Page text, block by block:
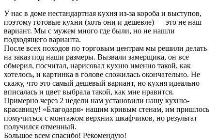
У нас в доме нестандартная кухня из-за короба и выступов,
поэтому готовые кухни (хоть они и дешевле) — это не наш
вариант. Мы с мужем много где были, но не нашли
подходящего варианта.
После всех походов по торговым центрам мы решили делать
на заказ под наши размеры. Вызвали замерщика, он все
обмерил, посчитал, нарисовал кухню именно такой, как
хотелось, и картинка в голове сложилась окончательно. Не
скажу, что это самый дешевый вариант, но кухня идеально
вписалась и цвет выбрала такой, как мне нравится.
Примерно через 2 недели нам установили нашу кухню-
красавицу! «Благодаря» нашим кривым стенам, им пришлось
помучиться с монтажом верхних шкафчиков, но результат
получился отменный.
Большое всем спасибо! Рекомендую!